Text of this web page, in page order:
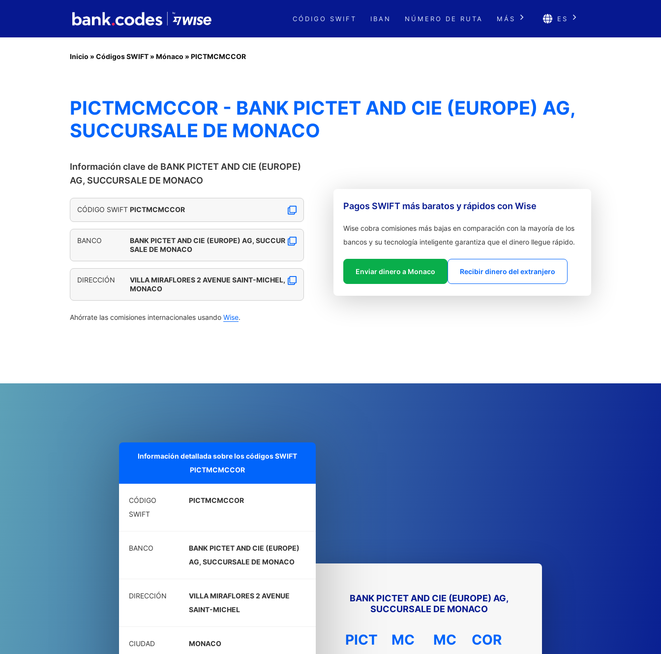
CÓDIGO SWIFT IBAN NÚMERO DE RUTA MÁS ES
Inicio » Códigos SWIFT » Mónaco » PICTMCMCCOR
PICTMCMCCOR - BANK PICTET AND CIE (EUROPE) AG,
SUCCURSALE DE MONACO
Información clave de BANK PICTET AND CIE (EUROPE)
AG, SUCCURSALE DE MONACO
CÓDIGO SWIFT PICTMCMCCOR
BANCO
BANK PICTET AND CIE (EUROPE) AG, SUCCUR
SALE DE MONACO
DIRECCIÓN
VILLA MIRAFLORES 2 AVENUE SAINT-MICHEL,
MONACO
Ahórrate las comisiones internacionales usando Wise.
Pagos SWIFT más baratos y rápidos con Wise
Wise cobra comisiones más bajas en comparación con la mayoría de los
bancos y su tecnología inteligente garantiza que el dinero llegue rápido.
Enviar dinero a Monaco Recibir dinero del extranjero
Información detallada sobre los códigos SWIFT
PICTMCMCCOR
CÓDIGO
SWIFT
PICTMCMCCOR
BANCO
BANK PICTET AND CIE (EUROPE)
AG, SUCCURSALE DE MONACO
DIRECCIÓN
VILLA MIRAFLORES 2 AVENUE
SAINT-MICHEL
CIUDAD MONACO
BANK PICTET AND CIE (EUROPE) AG,
SUCCURSALE DE MONACO
PICT MC MC COR